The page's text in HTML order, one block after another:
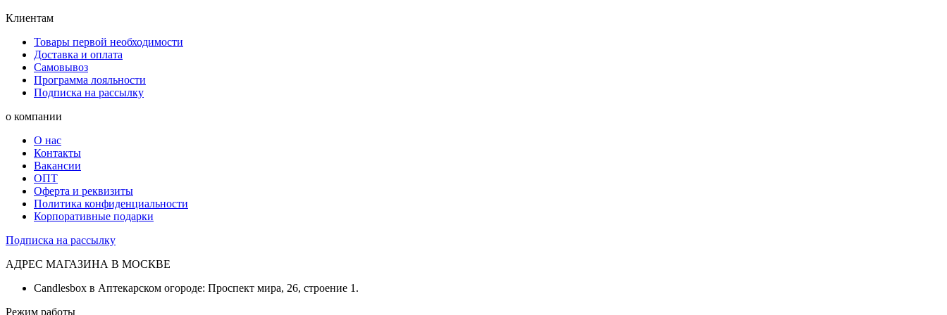
Клиентам
Товары первой необходимости
Доставка и оплата
Самовывоз
Программа лояльности
Подписка на рассылку
о компании
О нас
Контакты
Вакансии
ОПТ
Оферта и реквизиты
Политика конфиденциальности
Корпоративные подарки
Подписка на рассылку
АДРЕС МАГАЗИНА В МОСКВЕ
Candlesbox в Аптекарском огороде: Проспект мира, 26, строение 1.
Режим работы